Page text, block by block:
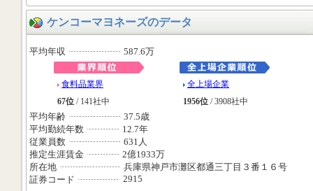
ケンコーマヨネーズのデータ
平均年収 587.6万
食料品業界
67位 / 141社中
全上場企業
1956位 / 3908社中
平均年齢
37.5歳
平均勤続年数
12.7年
従業員数
631人
推定生涯賃金
2億1933万
所在地
兵庫県神戸市灘区都通三丁目３番１６号
証券コード
2915